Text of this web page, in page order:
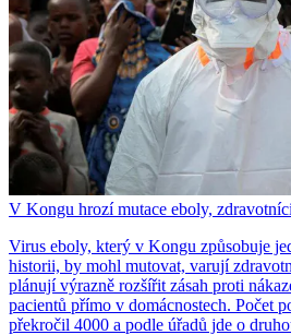
V Kongu hrozí mutace eboly,
Virus eboly, který v Kongu způsobuje
historii, by mohl mutovat, varují
plánují výrazně rozšířit zásah proti
pacientů přímo v domácnostech. Počet
překročil 4000 a podle úřadů jde o